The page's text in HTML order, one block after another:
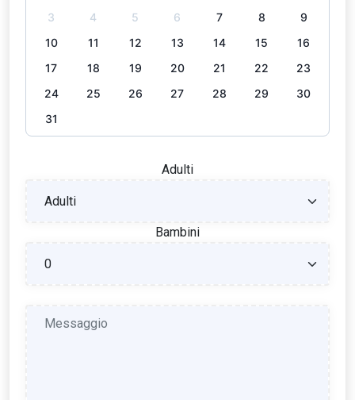
3 4 5 6 7 8
9
10
11 12 13 14 15
16
17
18 19 20 21 22
23
24
25 26 27 28 29
30
31
Adulti
Bambini